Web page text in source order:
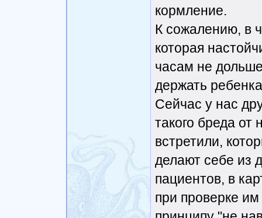
кормление.
К сожалению, в
которая
часам не
держать
Сейчас у нас
такого бреда
встретили,
делают себе из
пациентов, в
при проверке